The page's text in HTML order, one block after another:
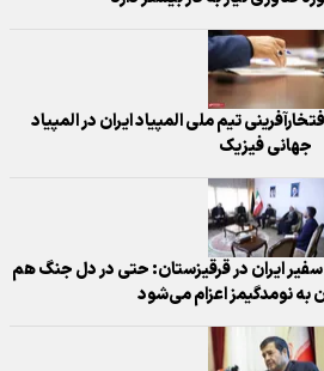
تیم ملی المپیاد ایران در المپیاد
جهانی فیزیک
سفیر ایران در قرقیزستان: حتی در دل جنگ هم
به نومدگیمز اعزام می‌شود